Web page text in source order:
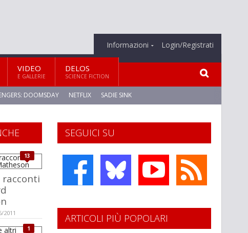
Informazioni Login/Registrati
VIDEO
E GALLERIE
DELOS
SCIENCE FICTION
DOOMSDAY NETFLIX SADIE SINK
SEGUICI SU
13
2011
1
ARTICOLI PIÙ POPOLARI